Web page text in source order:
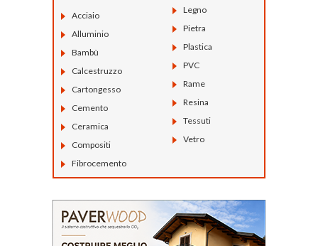
Acciaio
Alluminio
Bambù
Calcestruzzo
Cartongesso
Cemento
Ceramica
Compositi
Fibrocemento
Legno
Pietra
Plastica
PVC
Rame
Resina
Tessuti
Vetro